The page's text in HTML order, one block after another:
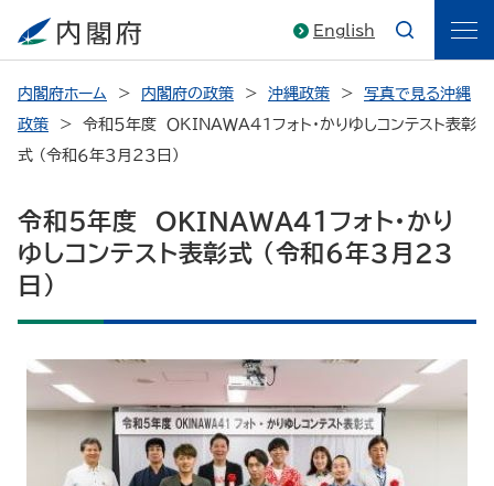
English
内閣府ホーム 内閣府の政策 沖縄政策
写真で見る沖縄
政策
令和５年度 ＯＫＩＮＡＷＡ４１フォト・かりゆしコンテスト表彰
式 （令和６年３月２３日）
令和５年度 ＯＫＩＮＡＷＡ４１フォト・かり
ゆしコンテスト表彰式 （令和６年３月２３
日）